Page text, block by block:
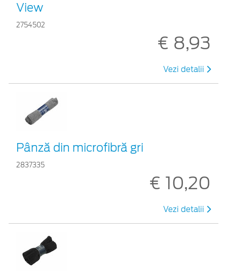
View
2754502
€ 8,93
Vezi detalii
Pânză din microfibră gri
2837335
€ 10,20
Vezi detalii